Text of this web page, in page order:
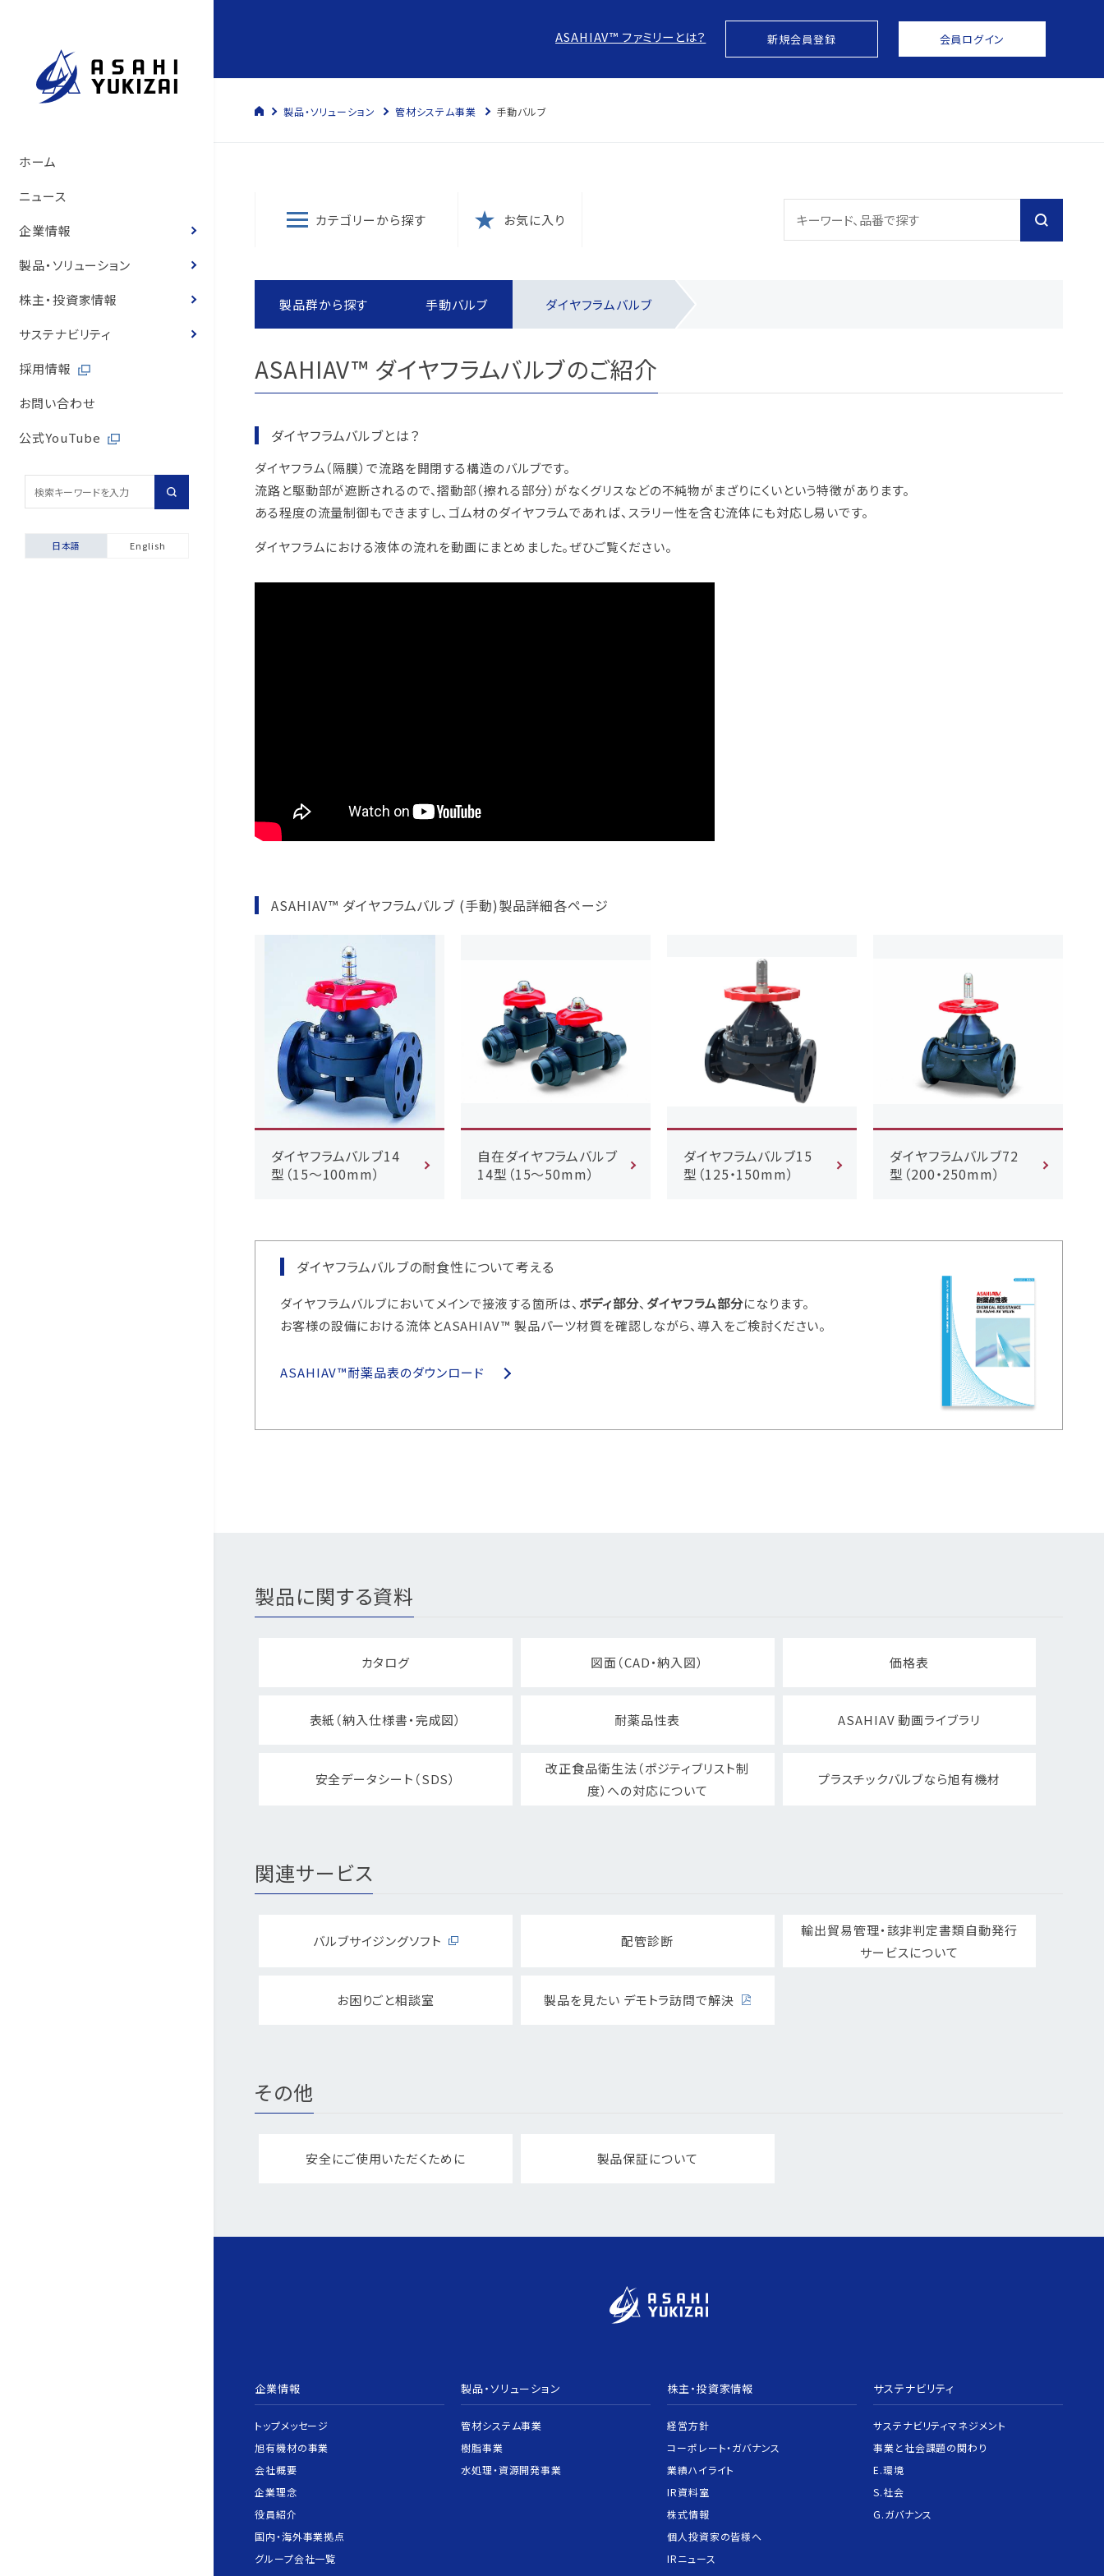
ホーム
ニュース
企業情報
トップメッセージ
旭有機材の事業
水処理・資源開発事業
会社概要
企業理念
役員紹介
国内・海外事業拠点
グループ会社一覧
旭有機材の歴史
会社案内
製品・ソリューション
管材システム事業
図面・取扱説明書
耐薬品表
ニュース
営業拠点
安全データシート（SDS）
配管診断
輸出貿易管理・該非判定書類
樹脂事業
フェノール樹脂ってなぁに？
水処理・資源開発事業
お客様の声
株主・投資家情報
経営方針
コーポレート・ガバナンス
内部統制体制構築の基本方針
取引先からの相談・通報制度
業績ハイライト
IR資料室
経営状況説明資料
中期経営計画
統合報告書
株式情報
株式諸手続き・株券の電子化
電子公告
個人投資家の皆様へ
IRニュース
サステナビリティ
サステナビリティマネジメント
環境マネジメントシステム認証
事業と社会課題の関わり
E.環境
環境・安全報告書
S.社会
保安防災
知的財産への投資
お客様との公正・適切な取引
地域社会への貢献
マルチステークホルダー方針
G.ガバナンス
リスクマネジメント
内部統制体制
取引先からの相談・通報制度
採用情報
お問い合わせ
公式YouTube
日本語 English
ASAHIAV™ ファミリーとは？ 新規会員登録 会員ログイン
製品・ソリューション 管材システム事業 手動バルブ
カテゴリーから探す お気に入り
製品群から探す 手動バルブ ダイヤフラムバルブ
ASAHIAV™ ダイヤフラムバルブのご紹介
ダイヤフラムバルブとは？
ダイヤフラム（隔膜）で流路を開閉する構造のバルブです。
流路と駆動部が遮断されるので、摺動部（擦れる部分）がなくグリスなどの不純物がまざりにくいという特徴があります。
ある程度の流量制御もできますし、ゴム材のダイヤフラムであれば、スラリー性を含む流体にも対応し易いです。
ダイヤフラムにおける液体の流れを動画にまとめました。ぜひご覧ください。
ASAHIAV™ ダイヤフラムバルブ (手動)製品詳細各ページ
ダイヤフラムバルブ14
型（15～100mm）
自在ダイヤフラムバルブ
14型（15～50mm）
ダイヤフラムバルブ15
型（125・150mm）
ダイヤフラムバルブ72
型（200・250mm）
ダイヤフラムバルブの耐食性について考える
ダイヤフラムバルブにおいてメインで接液する箇所は、 ボディ部分、 ダイヤフラム部分になります。
お客様の設備における流体とASAHIAV™ 製品パーツ材質を確認しながら、導入をご検討ください。
ASAHIAV™耐薬品表のダウンロード
製品に関する資料
カタログ 図面（CAD・納入図） 価格表
表紙（納入仕様書・完成図） 耐薬品性表 ASAHIAV 動画ライブラリ
安全データシート（SDS）
改正食品衛生法（ポジティブリスト制
度）への対応について
プラスチックバルブなら旭有機材
関連サービス
バルブサイジングソフト 配管診断
輸出貿易管理・該非判定書類自動発行
サービスについて
お困りごと相談室 製品を見たい デモトラ訪問で解決
その他
安全にご使用いただくために 製品保証について
企業情報
トップメッセージ
旭有機材の事業
会社概要
企業理念
役員紹介
国内・海外事業拠点
グループ会社一覧
製品・ソリューション
管材システム事業
樹脂事業
水処理・資源開発事業
株主・投資家情報
経営方針
コーポレート・ガバナンス
業績ハイライト
IR資料室
株式情報
個人投資家の皆様へ
IRニュース
サステナビリティ
サステナビリティマネジメント
事業と社会課題の関わり
E.環境
S.社会
G.ガバナンス